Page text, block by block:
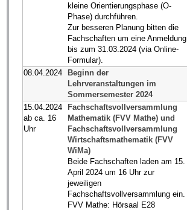
kleine Orientierungsphase (O-
Phase) durchführen.
Zur besseren Planung bitten die
Fachschaften um eine Anmeldung
bis zum 31.03.2024 (via Online-
Formular).
08.04.2024
Beginn der
Lehrveranstaltungen im
Sommersemester 2024
15.04.2024
ab ca. 16
Uhr
Fachschaftsvollversammlung
Mathematik (FVV Mathe) und
Fachschaftsvollversammlung
Wirtschaftsmathematik (FVV
WiMa)
Beide Fachschaften laden am 15.
April 2024 um 16 Uhr zur
jeweiligen
Fachschaftsvollversammlung ein.
FVV Mathe: Hörsaal E28